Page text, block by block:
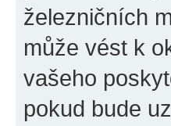
železničních
může vést k
vašeho
pokud bude